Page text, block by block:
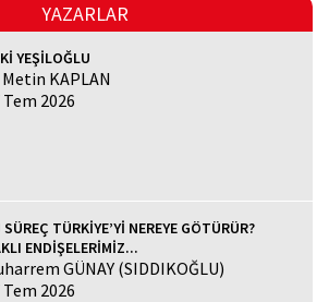
YAZARLAR
YEŞİLOĞLU
Metin KAPLAN
Tem 2026
SÜREÇ TÜRKİYE’Yİ NEREYE GÖTÜRÜR?
ENDİŞELERİMİZ...
GÜNAY (SIDDIKOĞLU)
Tem 2026